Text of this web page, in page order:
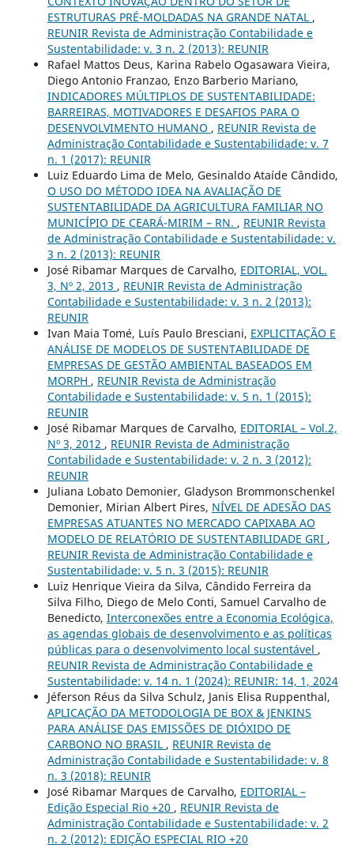
ESTRUTURAS PRÉ-MOLDADAS NA GRANDE NATAL ,
REUNIR Revista de Administração Contabilidade e
Sustentabilidade: v. 3 n. 2 (2013): REUNIR
Rafael Mattos Deus, Karina Rabelo Ogasawara Vieira,
Diego Antonio Franzao, Enzo Barberio Mariano,
INDICADORES MÚLTIPLOS DE SUSTENTABILIDADE:
BARREIRAS, MOTIVADORES E DESAFIOS PARA O
DESENVOLVIMENTO HUMANO , REUNIR Revista de
Administração Contabilidade e Sustentabilidade: v. 7
n. 1 (2017): REUNIR
Luiz Eduardo Lima de Melo, Gesinaldo Ataíde Cândido,
O USO DO MÉTODO IDEA NA AVALIAÇÃO DE
SUSTENTABILIDADE DA AGRICULTURA FAMILIAR NO
MUNICÍPIO DE CEARÁ-MIRIM – RN. , REUNIR Revista
de Administração Contabilidade e Sustentabilidade: v.
3 n. 2 (2013): REUNIR
José Ribamar Marques de Carvalho, EDITORIAL, VOL.
3, Nº 2, 2013 , REUNIR Revista de Administração
Contabilidade e Sustentabilidade: v. 3 n. 2 (2013):
REUNIR
Ivan Maia Tomé, Luís Paulo Bresciani, EXPLICITAÇÃO E
ANÁLISE DE MODELOS DE SUSTENTABILIDADE DE
EMPRESAS DE GESTÃO AMBIENTAL BASEADOS EM
MORPH , REUNIR Revista de Administração
Contabilidade e Sustentabilidade: v. 5 n. 1 (2015):
REUNIR
José Ribamar Marques de Carvalho, EDITORIAL – Vol.2,
Nº 3, 2012 , REUNIR Revista de Administração
Contabilidade e Sustentabilidade: v. 2 n. 3 (2012):
REUNIR
Juliana Lobato Demonier, Gladyson Brommonschenkel
Demonier, Mirian Albert Pires, NÍVEL DE ADESÃO DAS
EMPRESAS ATUANTES NO MERCADO CAPIXABA AO
MODELO DE RELATÓRIO DE SUSTENTABILIDADE GRI ,
REUNIR Revista de Administração Contabilidade e
Sustentabilidade: v. 5 n. 3 (2015): REUNIR
Luiz Henrique Vieira da Silva, Cândido Ferreira da
Silva Filho, Diego de Melo Conti, Samuel Carvalho de
Benedicto, Interconexões entre a Economia Ecológica,
as agendas globais de desenvolvimento e as políticas
públicas para o desenvolvimento local sustentável ,
REUNIR Revista de Administração Contabilidade e
Sustentabilidade: v. 14 n. 1 (2024): REUNIR: 14, 1, 2024
Jéferson Réus da Silva Schulz, Janis Elisa Ruppenthal,
APLICAÇÃO DA METODOLOGIA DE BOX & JENKINS
PARA ANÁLISE DAS EMISSÕES DE DIÓXIDO DE
CARBONO NO BRASIL , REUNIR Revista de
Administração Contabilidade e Sustentabilidade: v. 8
n. 3 (2018): REUNIR
José Ribamar Marques de Carvalho, EDITORIAL –
Edição Especial Rio +20 , REUNIR Revista de
Administração Contabilidade e Sustentabilidade: v. 2
n. 2 (2012): EDIÇÃO ESPECIAL RIO +20